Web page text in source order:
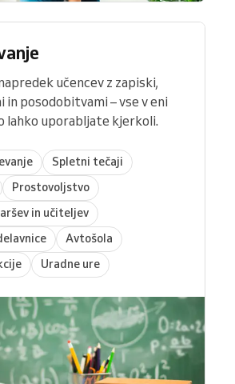
učencev z zapiski,
in posodobitvami – vse v eni
lahko uporabljate kjerkoli.
Spletni tečaji
Prostovoljstvo
in učiteljev
Avtošola
Uradne ure